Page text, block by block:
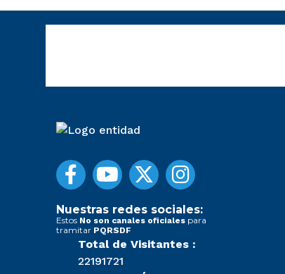
Nuestras redes sociales:
Estos No son canales oficiales para
tramitar PQRSDF
Total de Visitantes :
22191721